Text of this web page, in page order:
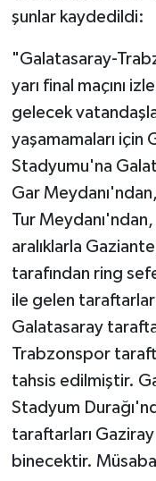
şunlar kaydedildi:
"Galatasaray-
yarı final maçını
gelecek
yaşamamaları için
Stadyumu'na
Gar
Tur
aralıklarla
tarafından ring
ile gelen
Galatasaray
Trabzonspor
tahsis edilmiştir.
Stadyum
taraftarları
binecektir.